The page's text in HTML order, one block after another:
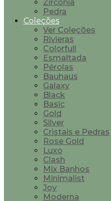
Zircônia
Pedra
Coleções
Ver Coleções
Rivieras
Colorfull
Esmaltada
Pérolas
Bauhaus
Galaxy
Black
Basic
Gold
Silver
Cristais e Pedras
Rose Gold
Luxo
Clash
Mix Banhos
Minimalist
Joy
Moderna